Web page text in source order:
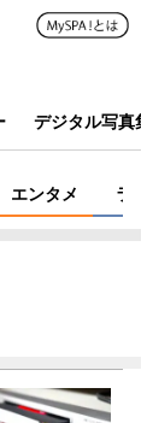
デジタル写真集
エンタメ ラ